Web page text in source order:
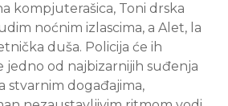
kompjuterašica, Toni drska
noćnim izlascima, a Alet, la
duša. Policija će ih
jedno od najbizarnijih suđenja
stvarnim događajima,